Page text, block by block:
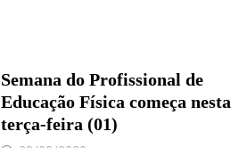
Semana do Profissional de
Educação Física começa nesta
terça-feira (01)